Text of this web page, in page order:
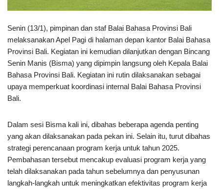
Senin (13/1), pimpinan dan staf Balai Bahasa Provinsi Bali
melaksanakan Apel Pagi di halaman depan kantor Balai Bahasa
Provinsi Bali. Kegiatan ini kemudian dilanjutkan dengan Bincang
Senin Manis (Bisma) yang dipimpin langsung oleh Kepala Balai
Bahasa Provinsi Bali. Kegiatan ini rutin dilaksanakan sebagai
upaya memperkuat koordinasi internal Balai Bahasa Provinsi
Bali.
Dalam sesi Bisma kali ini, dibahas beberapa agenda penting
yang akan dilaksanakan pada pekan ini. Selain itu, turut dibahas
strategi perencanaan program kerja untuk tahun 2025.
Pembahasan tersebut mencakup evaluasi program kerja yang
telah dilaksanakan pada tahun sebelumnya dan penyusunan
langkah-langkah untuk meningkatkan efektivitas program kerja